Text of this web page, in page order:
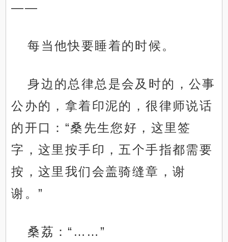
——
每当他快要睡着的时候。
身边的总律总是会及时的，公事
公办的，拿着印泥的，很律师说话
的开口：“桑先生您好，这里签
字，这里按手印，五个手指都需要
按，这里我们会盖骑缝章，谢
谢。”
桑荔：“……”